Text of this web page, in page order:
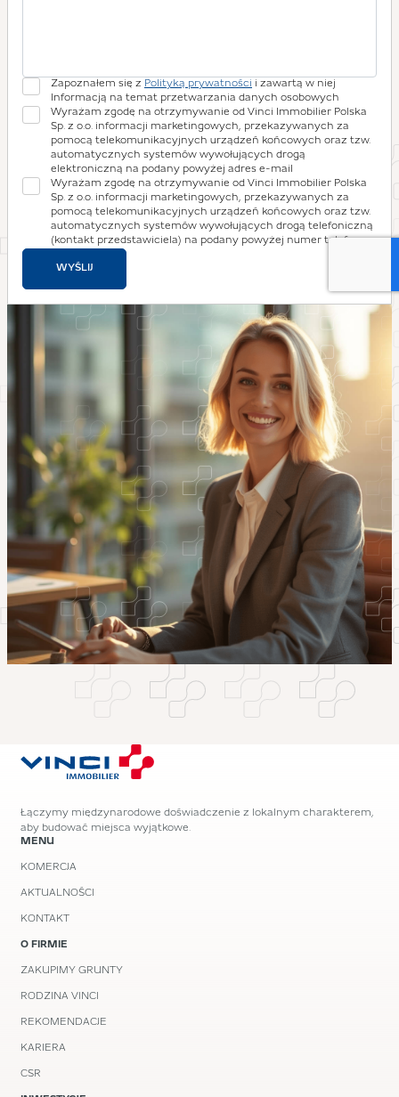
Zapoznałem się z Polityką prywatności i zawartą w niej
Informacją na temat przetwarzania danych osobowych
Wyrażam zgodę na otrzymywanie od Vinci Immobilier Polska
Sp. z o.o. informacji marketingowych, przekazywanych za
pomocą telekomunikacyjnych urządzeń końcowych oraz tzw.
automatycznych systemów wywołujących drogą
elektroniczną na podany powyżej adres e-mail
Wyrażam zgodę na otrzymywanie od Vinci Immobilier Polska
Sp. z o.o. informacji marketingowych, przekazywanych za
pomocą telekomunikacyjnych urządzeń końcowych oraz tzw.
automatycznych systemów wywołujących drogą telefoniczną
(kontakt przedstawiciela) na podany powyżej numer telefonu
WYŚLIJ
Łączymy międzynarodowe doświadczenie z lokalnym charakterem,
aby budować miejsca wyjątkowe.
MENU
KOMERCJA
AKTUALNOŚCI
KONTAKT
O FIRMIE
ZAKUPIMY GRUNTY
RODZINA VINCI
REKOMENDACJE
KARIERA
CSR